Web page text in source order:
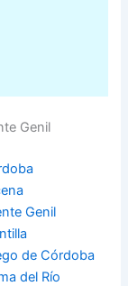
Genil
Genil
de Córdoba
del Río